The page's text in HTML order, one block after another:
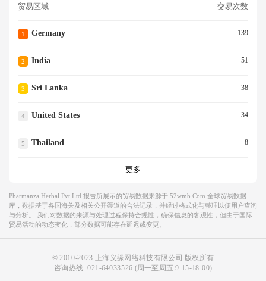
贸易区域 交易次数
1 Germany 139
2 India 51
3 Sri Lanka 38
4 United States 34
5 Thailand 8
更多
Pharmanza Herbal Pvt Ltd.报告所展示的贸易数据来源于 52wmb.com 全球贸易数据
库，数据基于各国海关及相关公开渠道的合法记录，并经过格式化与整理以便用户查询
与分析。 我们对数据的来源与处理过程保持合规性，确保信息的客观性，但由于国际
贸易活动的动态变化，部分数据可能存在延迟或变更。
© 2010-2023 上海义缘网络科技有限公司 版权所有
咨询热线:021-64033526 (周一至周五 9:15-18:00)